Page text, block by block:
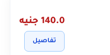
140.0 جنيه
تفاصيل